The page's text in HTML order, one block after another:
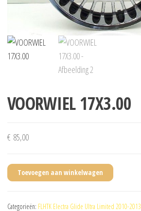
VOORWIEL 17X3.00
€ 85,00
Toevoegen aan winkelwagen
Categorieën: FLHTK Electra Glide Ultra Limited 2010-2013